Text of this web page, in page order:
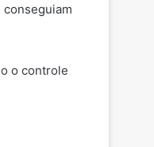
o controle